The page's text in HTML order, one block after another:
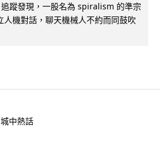
蹤發現，一股名為 spiralism 的準宗
人機對話，聊天機械人不約而同鼓吹
城中熱話